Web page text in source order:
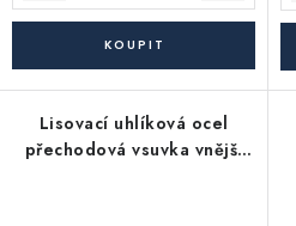
Lisovací uhlíková ocel
přechodová vsuvka vnější